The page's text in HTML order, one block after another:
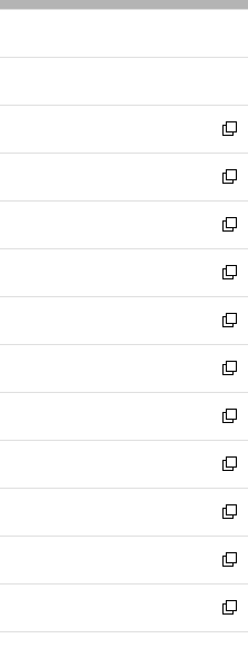
ン
ウ
開
く
新
し
い
ウ
ィ
ン
ド
ウ
で
開
く
新
し
い
ウ
ィ
ン
ド
ウ
で
開
く
新
し
い
ウ
ィ
ン
ド
ウ
で
開
く
新
し
い
ウ
ィ
ン
ド
ウ
で
開
く
新
し
い
ウ
ィ
ン
ド
ウ
で
開
く
新
し
い
ウ
ィ
ン
ド
ウ
で
開
く
新
し
い
ウ
ィ
ン
ド
ウ
で
開
新
し
い
ウ
ィ
ン
ド
ウ
新
し
い
ウ
ィ
ン
新
し
い
ウ
新
し